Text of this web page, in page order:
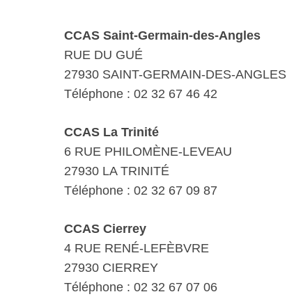
CCAS Saint-Germain-des-Angles
RUE DU GUÉ
27930 SAINT-GERMAIN-DES-ANGLES
Téléphone : 02 32 67 46 42
CCAS La Trinité
6 RUE PHILOMÈNE-LEVEAU
27930 LA TRINITÉ
Téléphone : 02 32 67 09 87
CCAS Cierrey
4 RUE RENÉ-LEFÈBVRE
27930 CIERREY
Téléphone : 02 32 67 07 06